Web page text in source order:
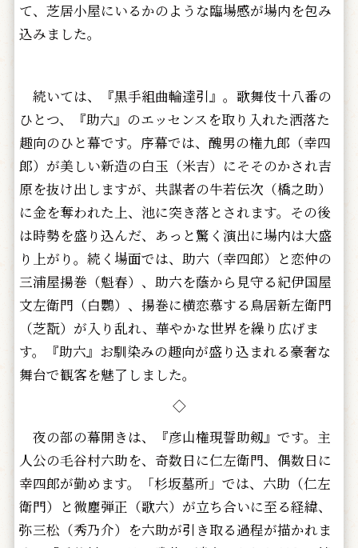
て、芝居小屋にいるかのような臨場感が場内を包み
込みました。
続いては、『黒手組曲輪達引』。歌舞伎十八番の
ひとつ、『助六』のエッセンスを取り入れた洒落た
趣向のひと幕です。序幕では、醜男の権九郎（幸四
郎）が美しい新造の白玉（米吉）にそそのかされ吉
原を抜け出しますが、共謀者の牛若伝次（橋之助）
に金を奪われた上、池に突き落とされます。その後
は時勢を盛り込んだ、あっと驚く演出に場内は大盛
り上がり。続く場面では、助六（幸四郎）と恋仲の
三浦屋揚巻（魁春）、助六を蔭から見守る紀伊国屋
文左衛門（白鸚）、揚巻に横恋慕する鳥居新左衛門
（芝翫）が入り乱れ、華やかな世界を繰り広げま
す。『助六』お馴染みの趣向が盛り込まれる豪奢な
舞台で観客を魅了しました。
◇
夜の部の幕開きは、『彦山権現誓助剱』です。主
人公の毛谷村六助を、奇数日に仁左衛門、偶数日に
幸四郎が勤めます。「杉坂墓所」では、六助（仁左
衛門）と微塵弾正（歌六）が立ち合いに至る経緯、
弥三松（秀乃介）を六助が引き取る過程が描かれま